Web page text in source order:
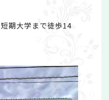
期大学まで徒歩14